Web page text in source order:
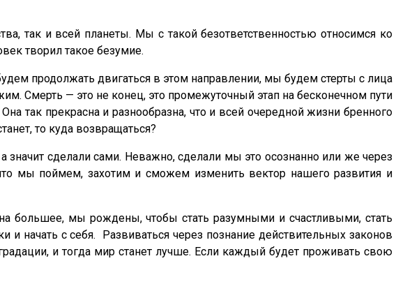
так и всей планеты. Мы с такой безответственностью относимся ко
творил такое безумие.
продолжать двигаться в этом направлении, мы будем стерты с лица
Смерть — это не конец, это промежуточный этап на бесконечном пути
так прекрасна и разнообразна, что и всей очередной жизни бренного
то куда возвращаться?
сделали сами. Неважно, сделали мы это осознанно или же через
мы поймем, захотим и сможем изменить вектор нашего развития и
большее, мы рождены, чтобы стать разумными и счастливыми, стать
начать с себя. Развиваться через познание действительных законов
и тогда мир станет лучше. Если каждый будет проживать свою